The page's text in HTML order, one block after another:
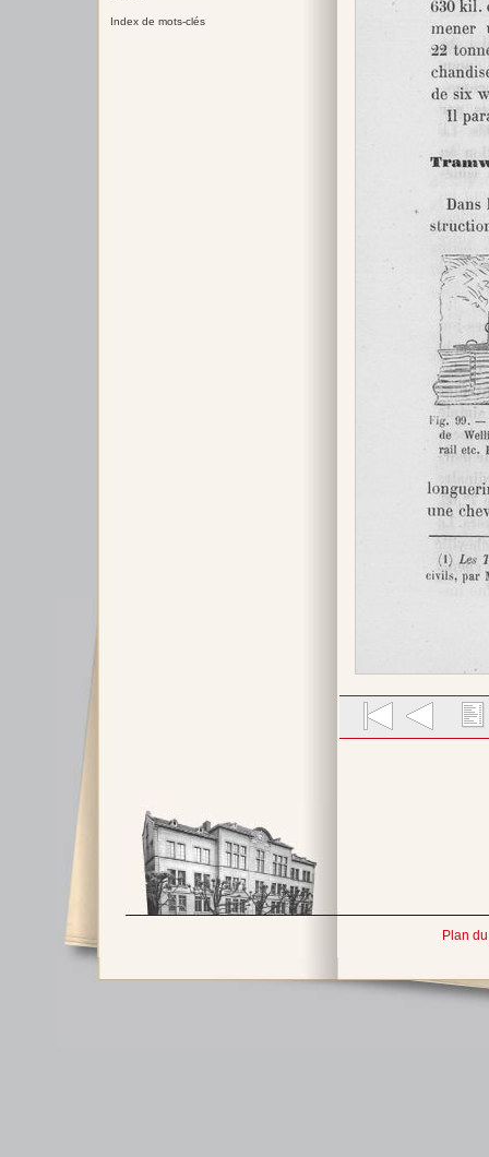
Index de mots-clés
Plan